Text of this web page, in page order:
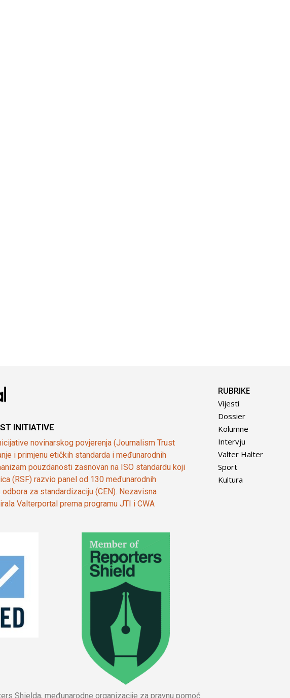
INITIATIVE
novinarskog povjerenja (Journalism Trust
i primjenu etičkih standarda i međunarodnih
pouzdanosti zasnovan na ISO standardu koji
(RSF) razvio panel od 130 međunarodnih
za standardizaciju (CEN). Nezavisna
Valterportal prema programu JTI i CWA
Shielda, međunarodne organizacije za pravnu pomoć
RUBRIKE
Vijesti
Dossier
Kolumne
Intervju
Valter Halter
Sport
Kultura